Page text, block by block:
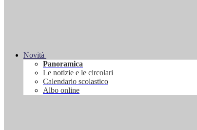
Novità
Panoramica
Le notizie e le circolari
Calendario scolastico
Albo online